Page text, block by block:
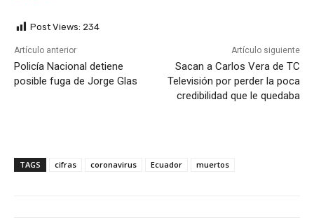
Post Views: 234
Artículo anterior
Policía Nacional detiene
posible fuga de Jorge Glas
Artículo siguiente
Sacan a Carlos Vera de TC
Televisión por perder la poca
credibilidad que le quedaba
TAGS cifras coronavirus Ecuador muertos